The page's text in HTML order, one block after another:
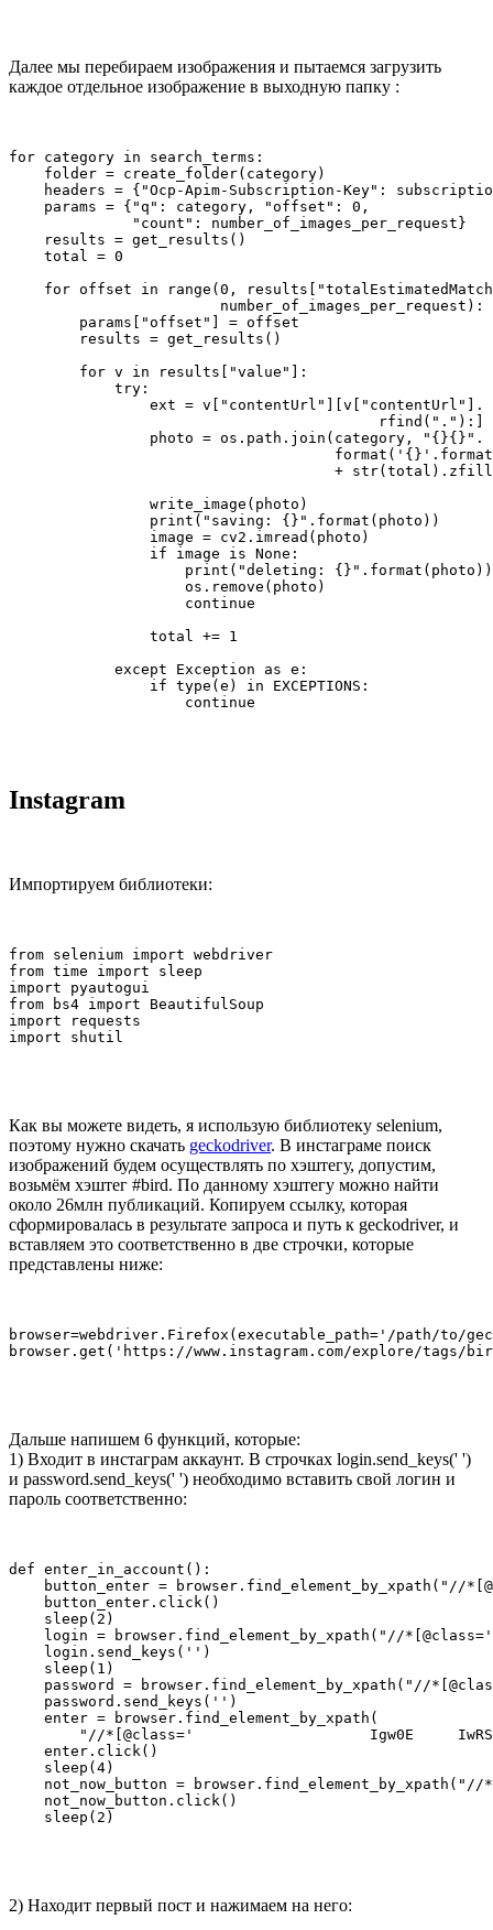
Далее мы перебираем изображения и пытаемся загрузить
каждое отдельное изображение в выходную папку :
for category in search_terms:
    folder = create_folder(category)
headers = {"Ocp-Apim-Subscription-Key":
    params = {"q": category, "offset": 0,
              "count": number_of_images_per_request}
    results = get_results()
    total = 0
for offset in range(0,
                        number_of_images_per_request):
        params["offset"] = offset
        results = get_results()
        for v in results["value"]:
            try:
                ext = v["contentUrl"][v["contentUrl"].
                                          rfind("."):]
                photo = os.path.join(category, "{}{}".
+
                write_image(photo)
                print("saving: {}".format(photo))
                image = cv2.imread(photo)
                if image is None:
                    print("deleting: {}".format(photo))
                    os.remove(photo)
                    continue
                total += 1
            except Exception as e:
                if type(e) in EXCEPTIONS:
                    continue
Instagram
Импортируем библиотеки:
from selenium import webdriver
from time import sleep
import pyautogui
from bs4 import BeautifulSoup
import requests
import shutil
Как вы можете видеть, я использую библиотеку selenium,
поэтому нужно скачать geckodriver. В инстаграме поиск
изображений будем осуществлять по хэштегу, допустим,
возьмём хэштег #bird. По данному хэштегу можно найти
около 26млн публикаций. Копируем ссылку, которая
сформировалась в результате запроса и путь к geckodriver, и
вставляем это соответственно в две строчки, которые
представлены ниже:
browser=webdriver.Firefox(executable_path='/path/to/
browser.get('https://www.instagram.com/explore/tags/
Дальше напишем 6 функций, которые:
1) Входит в инстаграм аккаунт. В строчках login.send_keys(' ')
и password.send_keys(' ') необходимо вставить свой логин и
пароль соответственно:
def enter_in_account():
button_enter = browser.find_element_by_xpath("//
    button_enter.click()
    sleep(2)
login = browser.find_element_by_xpath("//
    login.send_keys('')
    sleep(1)
password = browser.find_element_by_xpath("//
    password.send_keys('')
    enter = browser.find_element_by_xpath(
"//*[@class='                    Igw0E
    enter.click()
    sleep(4)
not_now_button =
    not_now_button.click()
    sleep(2)
2) Находит первый пост и нажимаем на него: